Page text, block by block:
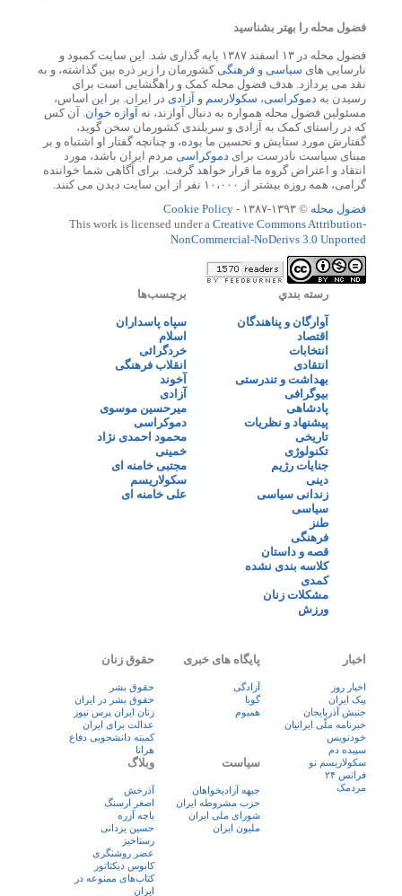
فضول محله را بهتر بشناسید
فضول محله در ۱۳ اسفند ۱۳۸۷ پایه گذاری شد. این سایت کمبود و
نارسایی های سیاسی و فرهنگیکشورمان را زیر ذره بین گذاشته، و به
نقد می پردازد. هدف فضول محله کمک و راهگشایی است برای
رسیدن به دموکراسی، سکولارسم و آزادی در ایران. بر این اساس،
مسئولین فضول محله همواره به دنبال آوازند، نه آوازه خوان. آن کس
که در راستای کمک به آزادی و سربلندی کشورمان سخن گوید،
گفتارش مورد ستایش و تحسین ما بوده، و چنانچه گفتار او اشتباه و بر
مبنای سیاست نادرست برای دموکراسی مردم ایران باشد، مورد
انتقاد و اعتراض گروه ما قرار خواهد گرفت. برای آگاهی شما خواننده
گرامی، همه روزه بیشتر از ۱۰،۰۰۰ نفر از این سایت دیدن می کنند.
فضول محله © ۱۳۹۳-۱۳۸۷ -
Cookie Policy
This work is licensed under a Creative Commons Attribution-
NonCommercial-NoDerivs 3.0 Unported
رسته بندي
آوارگان و پناهندگان
اقتصاد
انتخابات
انتقادی
بهداشت و تندرستی
بیوگرافی
پادشاهی
پیشنهاد و نظریات
تاریخی
تکنولوژی
جنایات رژیم
دینی
زندانی سیاسی
سیاسی
طنز
فرهنگی
قصه و داستان
کلاسه بندی نشده
کمدی
مشکلات زنان
ورزش
برچسب‌ها
سپاه پاسداران
اسلام
خردگرائی
انقلاب فرهنگی
آخوند
آزادی
میرحسین موسوی
دموکراسی
محمود احمدی نژاد
خمینی
مجتبی خامنه ای
سکولاریسم
علی خامنه ای
اخبار
اخبار روز
پيک ايران
جنبش آذربایجان
خبرنامه ملّی ایرانیان
خودنویس
سپیده دم
سکولاریسم نو
فرانس ۲۴
مردمک
پایگاه های خبری
آزادگی
گویا
همبوم
حقوق زنان
حقوق بشر
حقوق بشر در ایران
زنان ايران پرس نيوز
عدالت برای ایران
کمیته دانشجویی دفاع
هرانا
سیاست
جبهه آزادیخواهان
حزب مشروطه ایران
شورای ملی ایران
ملیون ایران
وبلاگ
آذرخش
اصغر ارسنگ
باچه آزره
حسین یزدانی
رستاخیز
عضر روشنگری
کابوس دیکتاتور
کتاب‌های ممنوعه در
ایران